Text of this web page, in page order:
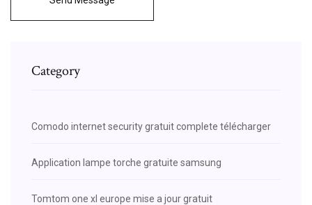
Category
Comodo internet security gratuit complete télécharger
Application lampe torche gratuite samsung
Tomtom one xl europe mise a jour gratuit